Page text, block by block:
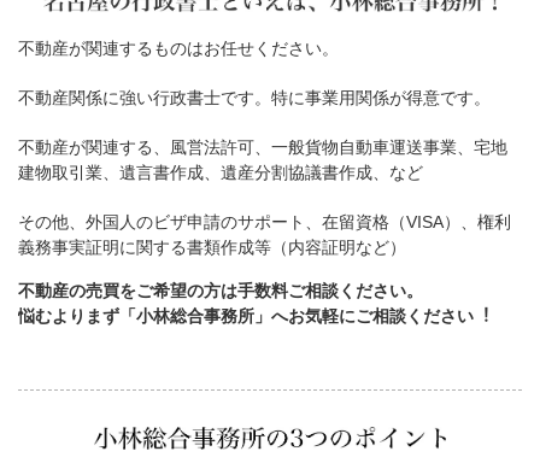
不動産が関連するものはお任せください。
不動産関係に強い行政書士です。特に事業用関係が得意です。
不動産が関連する、風営法許可、一般貨物自動車運送事業、宅地
建物取引業、遺言書作成、遺産分割協議書作成、など
その他、外国人のビザ申請のサポート、在留資格（VISA）、権利
義務事実証明に関する書類作成等（内容証明など）
不動産の売買をご希望の方は手数料ご相談ください。
悩むよりまず「小林総合事務所」へお気軽にご相談ください︕